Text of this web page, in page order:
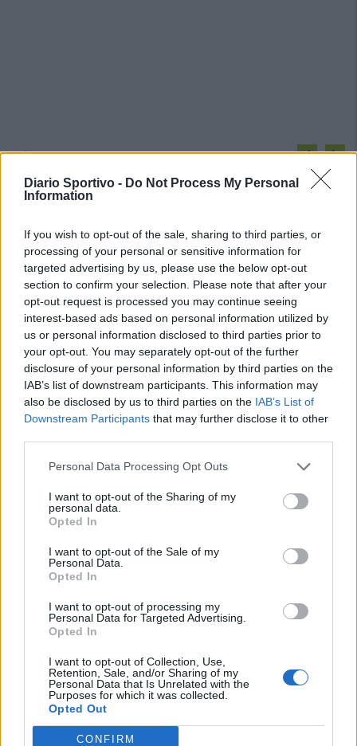
Diario Sportivo - Do Not Process My Personal
Information
If you wish to opt-out of the sale, sharing to third parties, or
processing of your personal or sensitive information for
targeted advertising by us, please use the below opt-out
section to confirm your selection. Please note that after your
opt-out request is processed you may continue seeing
interest-based ads based on personal information utilized by
us or personal information disclosed to third parties prior to
your opt-out. You may separately opt-out of the further
disclosure of your personal information by third parties on the
IAB’s list of downstream participants. This information may
also be disclosed by us to third parties on the IAB’s List of
Downstream Participants that may further disclose it to other
Personal Data Processing Opt Outs
I want to opt-out of the Sharing of my
personal data.
Opted In
I want to opt-out of the Sale of my
Personal Data.
Opted In
I want to opt-out of processing my
Personal Data for Targeted Advertising.
Opted In
I want to opt-out of Collection, Use,
Retention, Sale, and/or Sharing of my
Personal Data that Is Unrelated with the
Purposes for which it was collected.
Opted Out
CONFIRM
PIÙ LETTI OGGI
8 Ago 2026
Il Latte Dolce prende Dumani dalla Torres,
Mascia, Sorgente, Lopes, Limberti e Cherchi
gli altri acquisti
8 Ago 2026
Il Monastir riparte dai pilastri Masia, Pinna e
Aloia, il primo acquisto è Loru
7 Ago 2026
7 Ago 2026
Il Selargius rinforza il centrocampo con